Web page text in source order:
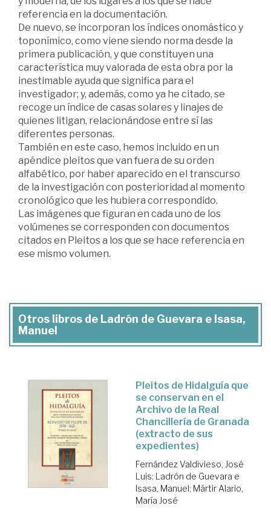
referencia en la documentación.
De nuevo, se incorporan los índices onomástico y
toponímico, como viene siendo norma desde la
primera publicación, y que constituyen una
característica muy valorada de esta obra por la
inestimable ayuda que significa para el
investigador; y, además, como ya he citado, se
recoge un índice de casas solares y linajes de
quienes litigan, relacionándose entre sí las
diferentes personas.
También en este caso, hemos incluido en un
apéndice pleitos que van fuera de su orden
alfabético, por haber aparecido en el transcurso
de la investigación con posterioridad al momento
cronológico que les hubiera correspondido.
Las imágenes que figuran en cada uno de los
volúmenes se corresponden con documentos
citados en Pleitos a los que se hace referencia en
ese mismo volumen.
Otros libros de Ladrón de Guevara e Isasa,
Manuel
Pleitos de Hidalguía que
se conservan en el
Archivo de la Real
Chancillería de Granada
(extracto de sus
expedientes)
Fernández Valdivieso, José
Luis; Ladrón de Guevara e
Isasa, Manuel; Mártir Alario,
María José